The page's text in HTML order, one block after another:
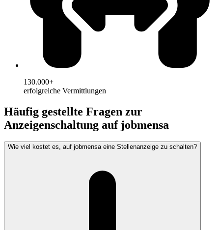
130.000+
erfolgreiche Vermittlungen
Häufig gestellte Fragen zur
Anzeigenschaltung auf jobmensa
Wie viel kostet es, auf jobmensa eine Stellenanzeige zu schalten?